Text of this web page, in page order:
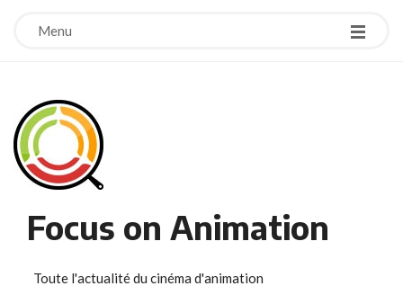
Menu
Focus on Animation
Toute l'actualité du cinéma d'animation